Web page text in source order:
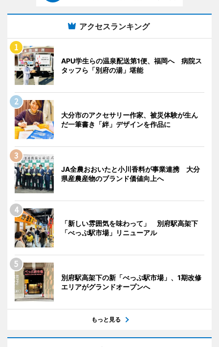
アクセスランキング
APU学生らの温泉配送第1便、福岡へ 病院ス
タッフら「別府の湯」堪能
大分市のアクセサリー作家、被災体験が生ん
だ一筆書き「絆」デザインを作品に
JA全農おおいたと小川香料が事業連携 大分
県産農産物のブランド価値向上へ
「新しい雰囲気を味わって」 別府駅高架下
「べっぷ駅市場」リニューアル
別府駅高架下の新「べっぷ駅市場」、1期改修
エリアがグランドオープンへ
もっと見る